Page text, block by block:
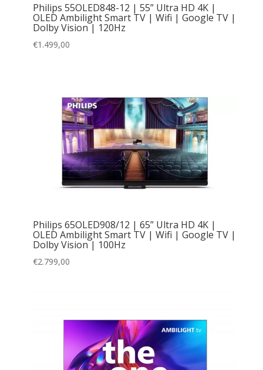
Philips 55OLED848-12 | 55” Ultra HD 4K |
OLED Ambilight Smart TV | Wifi | Google TV |
Dolby Vision | 120Hz
€1.499,00
Philips 65OLED908/12 | 65” Ultra HD 4K |
OLED Ambilight Smart TV | Wifi | Google TV |
Dolby Vision | 100Hz
€2.799,00